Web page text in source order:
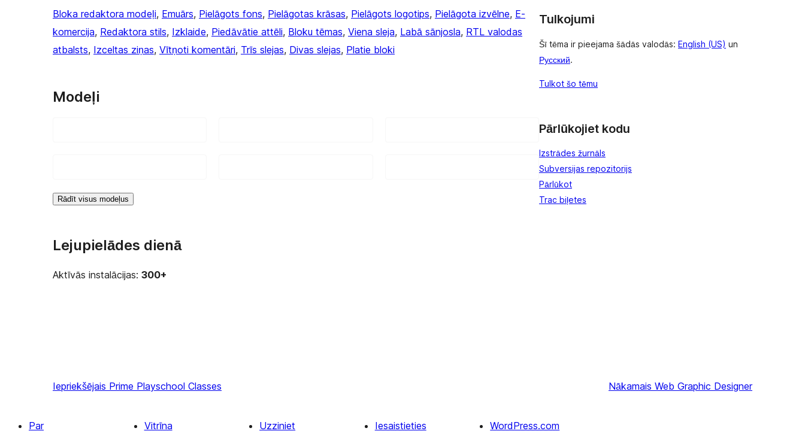
Bloka redaktora modeļi, Emuārs, Pielāgots fons, Pielāgotas krāsas, Pielāgots logotips, Pielāgota izvēlne, E-
komercija, Redaktora stils, Izklaide, Piedāvātie attēli, Bloku tēmas, Viena sleja, Labā sānjosla, RTL valodas
atbalsts, Izceltas ziņas, Vītņoti komentāri, Trīs slejas, Divas slejas, Platie bloki
Modeļi
Rādīt visus modeļus
Lejupielādes dienā
Aktīvās instalācijas: 300+
Tulkojumi
Šī tēma ir pieejama šādās valodās: English (US) un
Русский.
Tulkot šo tēmu
Pārlūkojiet kodu
Izstrādes žurnāls
Subversijas repozitorijs
Pārlūkot
Trac biļetes
Iepriekšējais Prime Playschool Classes Nākamais Web Graphic Designer
Par
Vitrīna
Uzziniet
Iesaistieties
WordPress.com